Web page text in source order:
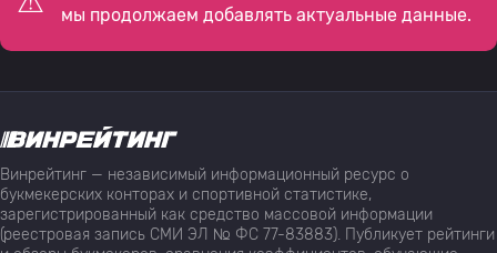
мы продолжаем добавлять актуальные данные.
Винрейтинг — независимый информационный ресурс о
букмекерских конторах и спортивной статистике,
зарегистрированный как средство массовой информации
(реестровая запись СМИ ЭЛ № ФС 77-83883). Публикует рейтинги